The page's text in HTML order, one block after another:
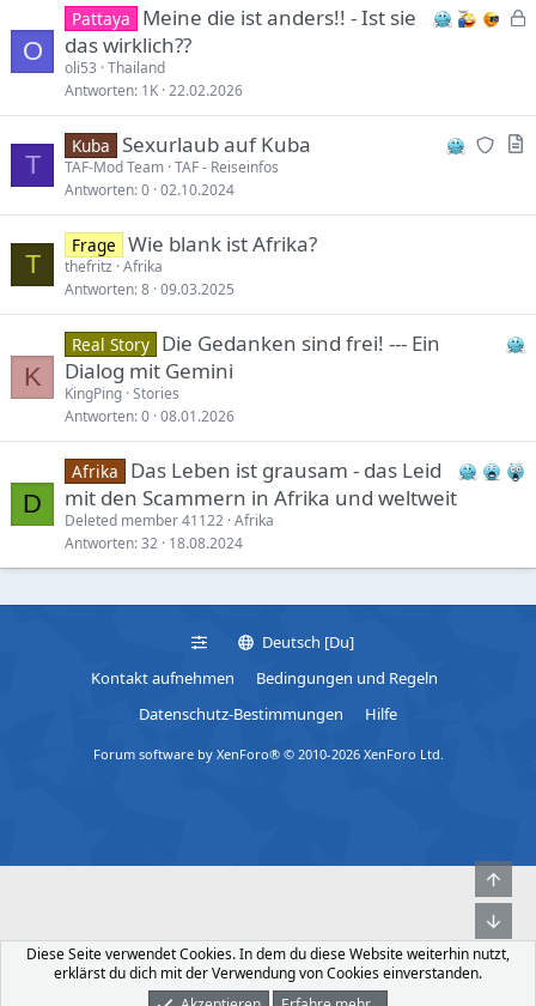
O
e
Pattaya
Meine die ist anders!! - Ist sie
das wirklich??
oli53 Thailand
Antworten 1K 22.02.2026
T
N
r
d
e
t
i
Kuba Sexurlaub auf Kuba
TAF-Mod Team TAF - Reiseinfos
Antworten 0 02.10.2024
T
Frage Wie blank ist Afrika?
thefritz Afrika
Antworten 8 09.03.2025
K
Real Story Die Gedanken sind frei! --- Ein
Dialog mit Gemini
KingPing Stories
Antworten 0 08.01.2026
D
Afrika
Das Leben ist grausam - das Leid
mit den Scammern in Afrika und weltweit
Deleted member 41122 Afrika
Antworten 32 18.08.2024
Deutsch [Du]
Kontakt aufnehmen
Bedingungen und Regeln
Datenschutz-Bestimmungen
Hilfe
Forum software by XenForo® © 2010-2026 XenForo Ltd.
Diese Seite verwendet Cookies. In dem du diese Website weiterhin nutzt,
erklärst du dich mit der Verwendung von Cookies einverstanden.